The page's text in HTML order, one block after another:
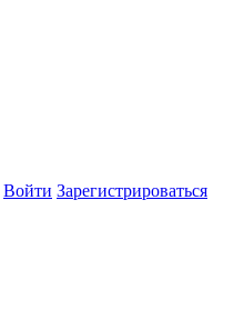
Войти Зарегистрироваться